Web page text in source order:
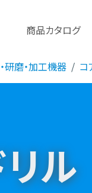
商品カタログ
研磨・加工機器 コ
ル